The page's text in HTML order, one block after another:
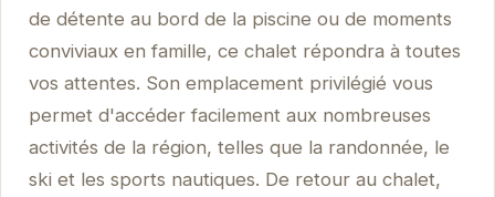
de détente au bord de la piscine ou de moments
conviviaux en famille, ce chalet répondra à toutes
vos attentes. Son emplacement privilégié vous
permet d'accéder facilement aux nombreuses
activités de la région, telles que la randonnée, le
ski et les sports nautiques. De retour au chalet,